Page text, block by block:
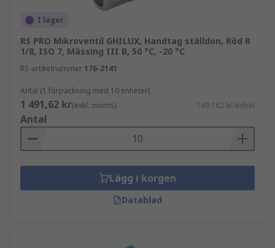
I lager
RS PRO Mikroventil GHILUX, Handtag ställdon, Röd R
1/8, ISO 7, Mässing III B, 50 °C, -20 °C
RS-artikelnummer 176-2141
Antal (1 förpackning med 10 enheter)
1 491,62 kr(exkl. moms) 149,162 kr/enhet
Antal
Lägg i korgen
Datablad